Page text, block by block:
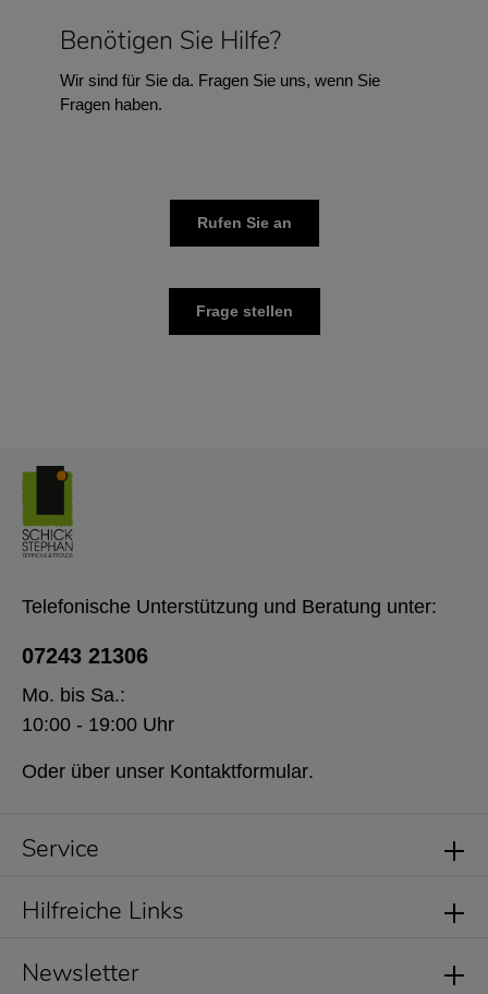
Benötigen Sie Hilfe?
Wir sind für Sie da. Fragen Sie uns, wenn Sie
Fragen haben.
Rufen Sie an
Frage stellen
Service
Newsletter
Telefonische Unterstützung und Beratung unter:
07243 21306
Mo. bis Sa.:
10:00 - 19:00 Uhr
Oder über unser Kontaktformular.
Hilfreiche Links